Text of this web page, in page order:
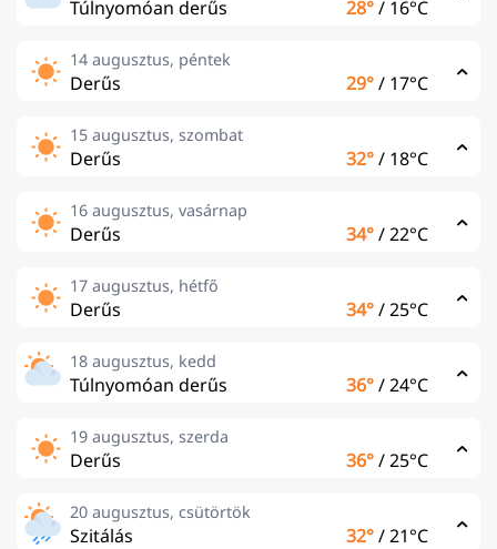
Túlnyomóan derűs 28°/ 16°C
14 augusztus, péntek
Derűs 29°/ 17°C
15 augusztus, szombat
Derűs 32°/ 18°C
16 augusztus, vasárnap
Derűs 34°/22°C
17 augusztus, hétfő
Derűs 34°/25°C
18 augusztus, kedd
Túlnyomóan derűs 36°/24°C
19 augusztus, szerda
Derűs 36°/25°C
20 augusztus, csütörtök
Szitálás 32°/21°C